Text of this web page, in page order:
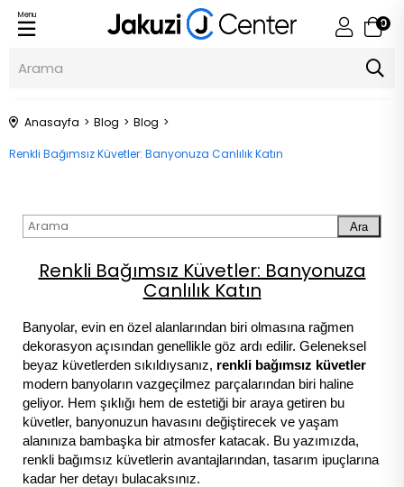
0
Menu
Anasayfa Blog Blog
Renkli Bağımsız Küvetler: Banyonuza Canlılık Katın
Ara
Renkli Bağımsız Küvetler: Banyonuza
Canlılık Katın
Banyolar, evin en özel alanlarından biri olmasına rağmen
dekorasyon açısından genellikle göz ardı edilir. Geleneksel
beyaz küvetlerden sıkıldıysanız, renkli bağımsız küvetler
modern banyoların vazgeçilmez parçalarından biri haline
geliyor. Hem şıklığı hem de estetiği bir araya getiren bu
küvetler, banyonuzun havasını değiştirecek ve yaşam
alanınıza bambaşka bir atmosfer katacak. Bu yazımızda,
renkli bağımsız küvetlerin avantajlarından, tasarım ipuçlarına
kadar her detayı bulacaksınız.